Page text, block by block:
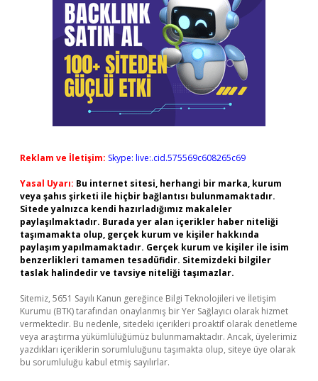
Reklam ve İletişim: Skype: live:.cid.575569c608265c69
Yasal Uyarı: Bu internet sitesi, herhangi bir marka, kurum
veya şahıs şirketi ile hiçbir bağlantısı bulunmamaktadır.
Sitede yalnızca kendi hazırladığımız makaleler
paylaşılmaktadır. Burada yer alan içerikler haber niteliği
taşımamakta olup, gerçek kurum ve kişiler hakkında
paylaşım yapılmamaktadır. Gerçek kurum ve kişiler ile isim
benzerlikleri tamamen tesadüfidir. Sitemizdeki bilgiler
taslak halindedir ve tavsiye niteliği taşımazlar.
Sitemiz, 5651 Sayılı Kanun gereğince Bilgi Teknolojileri ve İletişim
Kurumu (BTK) tarafından onaylanmış bir Yer Sağlayıcı olarak hizmet
vermektedir. Bu nedenle, sitedeki içerikleri proaktif olarak denetleme
veya araştırma yükümlülüğümüz bulunmamaktadır. Ancak, üyelerimiz
yazdıkları içeriklerin sorumluluğunu taşımakta olup, siteye üye olarak
bu sorumluluğu kabul etmiş sayılırlar.